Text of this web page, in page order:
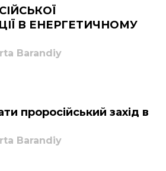
В ЕНЕРГЕТИЧНОМУ
Barandiy
проросійський захід в
Barandiy